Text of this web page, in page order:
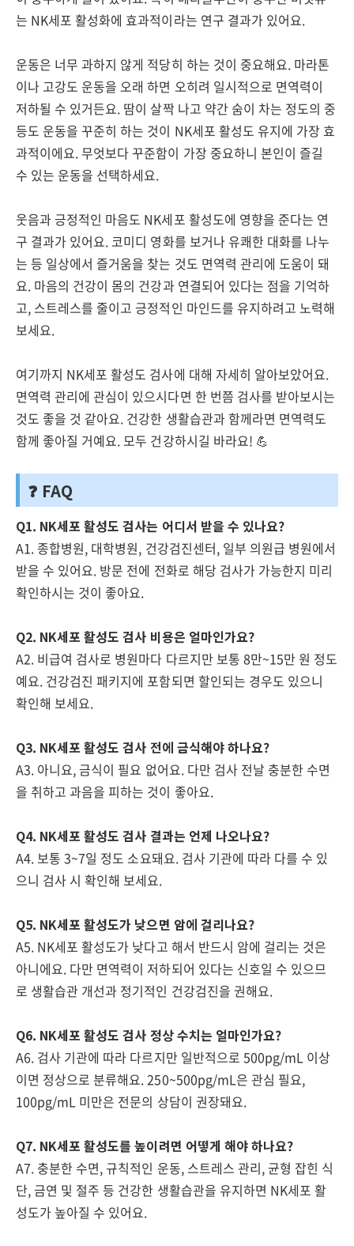
는 NK세포 활성화에 효과적이라는 연구 결과가 있어요.
운동은 너무 과하지 않게 적당히 하는 것이 중요해요. 마라톤
이나 고강도 운동을 오래 하면 오히려 일시적으로 면역력이
저하될 수 있거든요. 땀이 살짝 나고 약간 숨이 차는 정도의 중
등도 운동을 꾸준히 하는 것이 NK세포 활성도 유지에 가장 효
과적이에요. 무엇보다 꾸준함이 가장 중요하니 본인이 즐길
수 있는 운동을 선택하세요.
웃음과 긍정적인 마음도 NK세포 활성도에 영향을 준다는 연
구 결과가 있어요. 코미디 영화를 보거나 유쾌한 대화를 나누
는 등 일상에서 즐거움을 찾는 것도 면역력 관리에 도움이 돼
요. 마음의 건강이 몸의 건강과 연결되어 있다는 점을 기억하
고, 스트레스를 줄이고 긍정적인 마인드를 유지하려고 노력해
보세요.
여기까지 NK세포 활성도 검사에 대해 자세히 알아보았어요.
면역력 관리에 관심이 있으시다면 한 번쯤 검사를 받아보시는
것도 좋을 것 같아요. 건강한 생활습관과 함께라면 면역력도
함께 좋아질 거예요. 모두 건강하시길 바라요! 💪
❓ FAQ
Q1. NK세포 활성도 검사는 어디서 받을 수 있나요?
A1. 종합병원, 대학병원, 건강검진센터, 일부 의원급 병원에서
받을 수 있어요. 방문 전에 전화로 해당 검사가 가능한지 미리
확인하시는 것이 좋아요.
Q2. NK세포 활성도 검사 비용은 얼마인가요?
A2. 비급여 검사로 병원마다 다르지만 보통 8만~15만 원 정도
예요. 건강검진 패키지에 포함되면 할인되는 경우도 있으니
확인해 보세요.
Q3. NK세포 활성도 검사 전에 금식해야 하나요?
A3. 아니요, 금식이 필요 없어요. 다만 검사 전날 충분한 수면
을 취하고 과음을 피하는 것이 좋아요.
Q4. NK세포 활성도 검사 결과는 언제 나오나요?
A4. 보통 3~7일 정도 소요돼요. 검사 기관에 따라 다를 수 있
으니 검사 시 확인해 보세요.
Q5. NK세포 활성도가 낮으면 암에 걸리나요?
A5. NK세포 활성도가 낮다고 해서 반드시 암에 걸리는 것은
아니에요. 다만 면역력이 저하되어 있다는 신호일 수 있으므
로 생활습관 개선과 정기적인 건강검진을 권해요.
Q6. NK세포 활성도 검사 정상 수치는 얼마인가요?
A6. 검사 기관에 따라 다르지만 일반적으로 500pg/mL 이상
이면 정상으로 분류해요. 250~500pg/mL은 관심 필요,
100pg/mL 미만은 전문의 상담이 권장돼요.
Q7. NK세포 활성도를 높이려면 어떻게 해야 하나요?
A7. 충분한 수면, 규칙적인 운동, 스트레스 관리, 균형 잡힌 식
단, 금연 및 절주 등 건강한 생활습관을 유지하면 NK세포 활
성도가 높아질 수 있어요.